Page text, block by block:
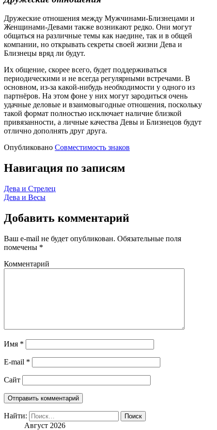
Дружеские отношения между Мужчинами-Близнецами и
Женщинами-Девами также возникают редко. Они могут
общаться на различные темы как наедине, так и в общей
компании, но открывать секреты своей жизни Дева и
Близнецы вряд ли будут.
Их общение, скорее всего, будет поддерживаться
периодическими и не всегда регулярными встречами. В
основном, из-за какой-нибудь необходимости у одного из
партнёров. На этом фоне у них могут зародиться очень
удачные деловые и взаимовыгодные отношения, поскольку
такой формат полностью исключает наличие близкой
привязанности, а личные качества Девы и Близнецов будут
отлично дополнять друг друга.
Опубликовано Совместимость знаков
Навигация по записям
Дева и Стрелец
Дева и Весы
Добавить комментарий
Ваш e-mail не будет опубликован. Обязательные поля
помечены *
Комментарий
Имя *
E-mail *
Сайт
Найти:
Август 2026